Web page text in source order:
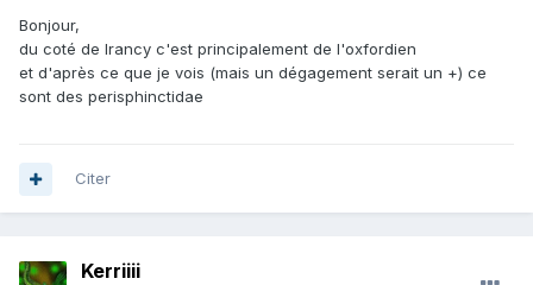
Bonjour,
du coté de Irancy c'est principalement de l'oxfordien
et d'après ce que je vois (mais un dégagement serait un +) ce
sont des perisphinctidae
Citer
Kerriiii